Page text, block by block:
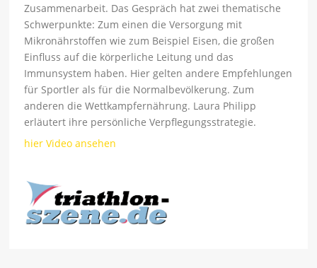
Zusammenarbeit. Das Gespräch hat zwei thematische
Schwerpunkte: Zum einen die Versorgung mit
Mikronährstoffen wie zum Beispiel Eisen, die großen
Einfluss auf die körperliche Leitung und das
Immunsystem haben. Hier gelten andere Empfehlungen
für Sportler als für die Normalbevölkerung. Zum
anderen die Wettkampfernährung. Laura Philipp
erläutert ihre persönliche Verpflegungsstrategie.
hier Video ansehen